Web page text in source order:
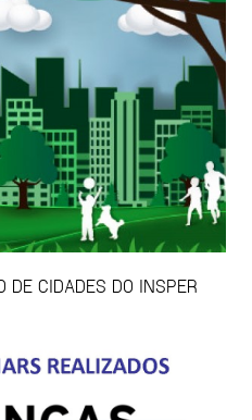
DE CIDADES DO INSPER